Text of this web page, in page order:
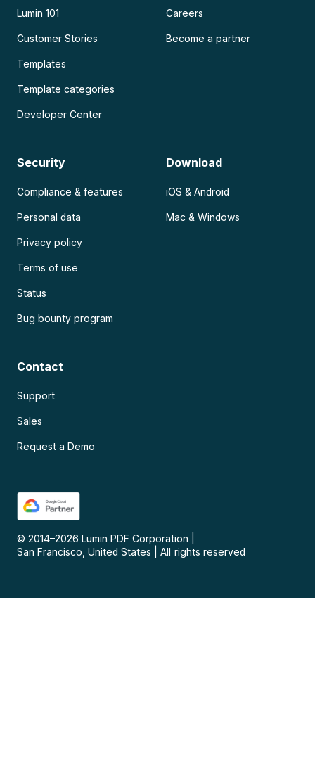
Lumin 101
Customer Stories
Templates
Template categories
Developer Center
Careers
Become a partner
Security
Compliance & features
Personal data
Privacy policy
Terms of use
Status
Bug bounty program
Download
iOS & Android
Mac & Windows
Contact
Support
Sales
Request a Demo
© 2014–2026 Lumin PDF Corporation
San Francisco, United States
All rights reserved